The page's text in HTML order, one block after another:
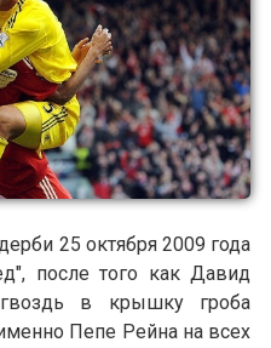
25 октября 2009 года
после того как Давид
гвоздь в крышку гроба
Пепе Рейна на всех